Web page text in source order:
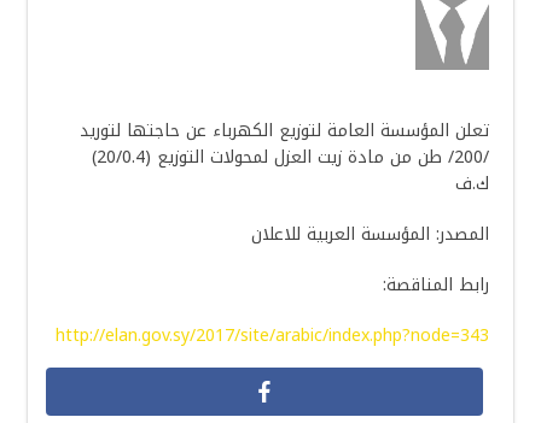
تعلن المؤسسة العامة لتوزيع الكهرباء عن حاجتها لتوريد
/200/ طن من مادة زيت العزل لمحولات التوزيع (20/0.4)
ك.ف
المصدر: المؤسسة العربية للاعلان
رابط المناقصة:
http://elan.gov.sy/2017/site/arabic/index.php?node=343